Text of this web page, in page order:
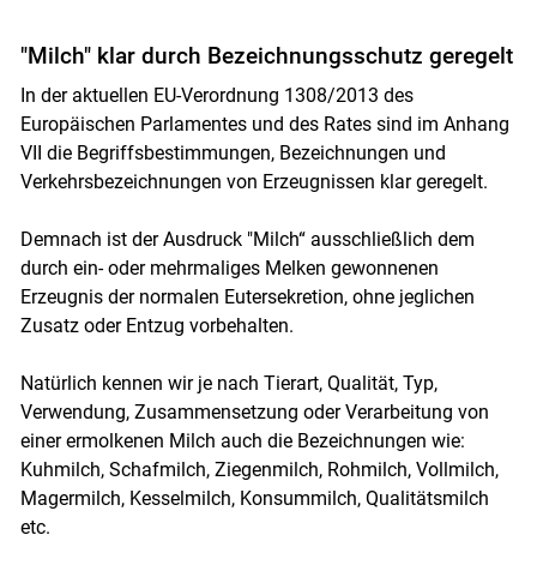
Skip to main content
"Milch" klar durch Bezeichnungsschutz geregelt
In der aktuellen EU-Verordnung 1308/2013 des
Europäischen Parlamentes und des Rates sind im Anhang
VII die Begriffsbestimmungen, Bezeichnungen und
Verkehrsbezeichnungen von Erzeugnissen klar geregelt.
Demnach ist der Ausdruck "Milch“ ausschließlich dem
durch ein- oder mehrmaliges Melken gewonnenen
Erzeugnis der normalen Eutersekretion, ohne jeglichen
Zusatz oder Entzug vorbehalten.
Natürlich kennen wir je nach Tierart, Qualität, Typ,
Verwendung, Zusammensetzung oder Verarbeitung von
einer ermolkenen Milch auch die Bezeichnungen wie:
Kuhmilch, Schafmilch, Ziegenmilch, Rohmilch, Vollmilch,
Magermilch, Kesselmilch, Konsummilch, Qualitätsmilch
etc.